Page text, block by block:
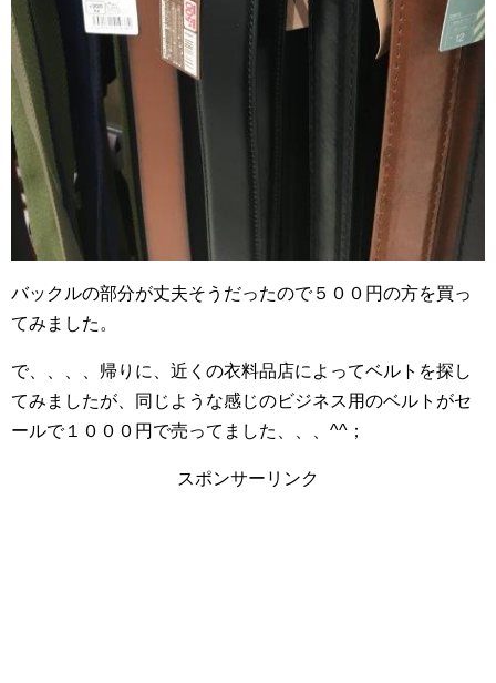
バックルの部分が丈夫そうだったので５００円の方を買っ
てみました。
で、、、、帰りに、近くの衣料品店によってベルトを探し
てみましたが、同じような感じのビジネス用のベルトがセ
ールで１０００円で売ってました、、、^^；
スポンサーリンク